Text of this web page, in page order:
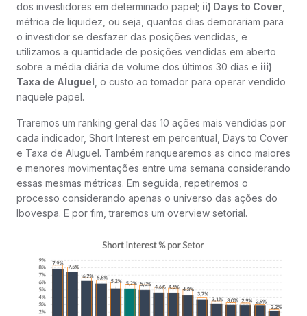
dos investidores em determinado papel; ii) Days to Cover
métrica de liquidez, ou seja, quantos dias demorariam para
o investidor se desfazer das posições vendidas, e
utilizamos a quantidade de posições vendidas em aberto
sobre a média diária de volume dos últimos 30 dias e iii)
Taxa de Aluguel , o custo ao tomador para operar vendido
naquele papel.
Traremos um ranking geral das 10 ações mais vendidas por
cada indicador, Short Interest em percentual, Days to Cover
e Taxa de Aluguel. Também ranquearemos as cinco maiores
e menores movimentações entre uma semana considerando
essas mesmas métricas. Em seguida, repetiremos o
processo considerando apenas o universo das ações do
Ibovespa. E por fim, traremos um overview setorial.